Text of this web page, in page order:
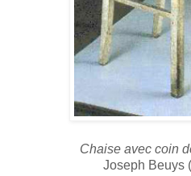
Chaise avec coin
Joseph Beuys